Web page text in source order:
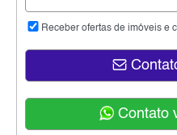
Receber ofertas de imóveis e
Contato